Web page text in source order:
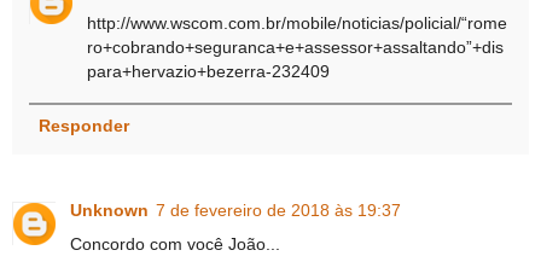
http://www.wscom.com.br/mobile/noticias/policial/“rome
ro+cobrando+seguranca+e+assessor+assaltando”+dis
para+hervazio+bezerra-232409
Responder
Unknown 7 de fevereiro de 2018 às 19:37
Concordo com você João...